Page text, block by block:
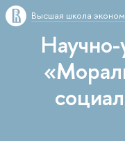
Высшая школа
Научно-